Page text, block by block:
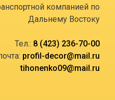
компанией по
Дальнему Востоку
Тел.: 8 (423) 236-70-00
profil-decor@mail.ru
tihonenko09@mail.ru